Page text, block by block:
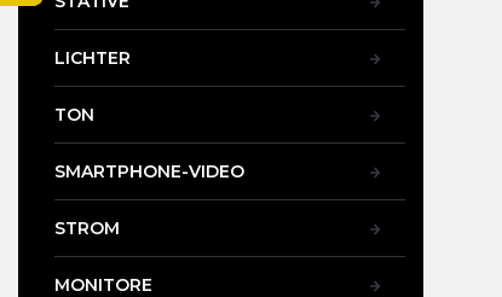
LICHTER
TON
SMARTPHONE-VIDEO
STROM
MONITORE